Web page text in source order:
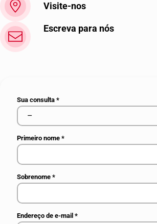
Visite-nos
Escreva para nós
Sua consulta*
Primeiro nome*
Sobrenome*
Endereço de e-mail*